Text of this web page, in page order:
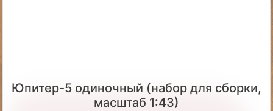
Юпитер-5 одиночный (набор для сборки,
масштаб 1:43)